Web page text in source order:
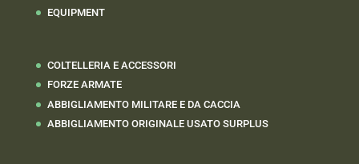
EQUIPMENT
COLTELLERIA E ACCESSORI
FORZE ARMATE
ABBIGLIAMENTO MILITARE E DA CACCIA
ABBIGLIAMENTO ORIGINALE USATO SURPLUS